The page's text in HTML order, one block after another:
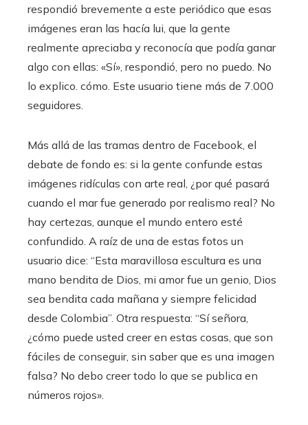
respondió brevemente a este periódico que esas
imágenes eran las hacía lui, que la gente
realmente apreciaba y reconocía que podía ganar
algo con ellas: «Sí», respondió, pero no puedo. No
lo explico. cómo. Este usuario tiene más de 7.000
seguidores.
Más allá de las tramas dentro de Facebook, el
debate de fondo es: si la gente confunde estas
imágenes ridículas con arte real, ¿por qué pasará
cuando el mar fue generado por realismo real? No
hay certezas, aunque el mundo entero esté
confundido. A raíz de una de estas fotos un
usuario dice: “Esta maravillosa escultura es una
mano bendita de Dios, mi amor fue un genio, Dios
sea bendita cada mañana y siempre felicidad
desde Colombia”. Otra respuesta: “Sí señora,
¿cómo puede usted creer en estas cosas, que son
fáciles de conseguir, sin saber que es una imagen
falsa? No debo creer todo lo que se publica en
números rojos».